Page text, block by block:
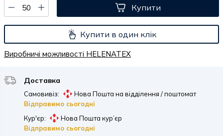
Купити
Купити в один клік
Виробничі можливості HELENATEX
Доставка
Самовивіз:
Нова Пошта на відділення / поштомат
Відправимо сьогодні
Кур'єр:
Нова Пошта кур’єр
Відправимо сьогодні